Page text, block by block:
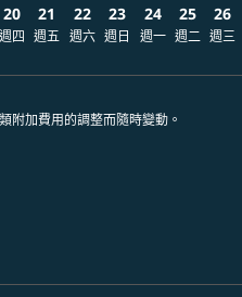
20
週四
21
週五
22
週六
23
週日
24
週一
25
週二
26
週三
附加費用的調整而隨時變動。